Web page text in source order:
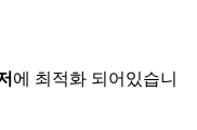
에 최적화 되어있습니